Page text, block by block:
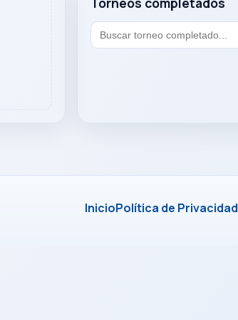
InicioPolítica de Privacidad